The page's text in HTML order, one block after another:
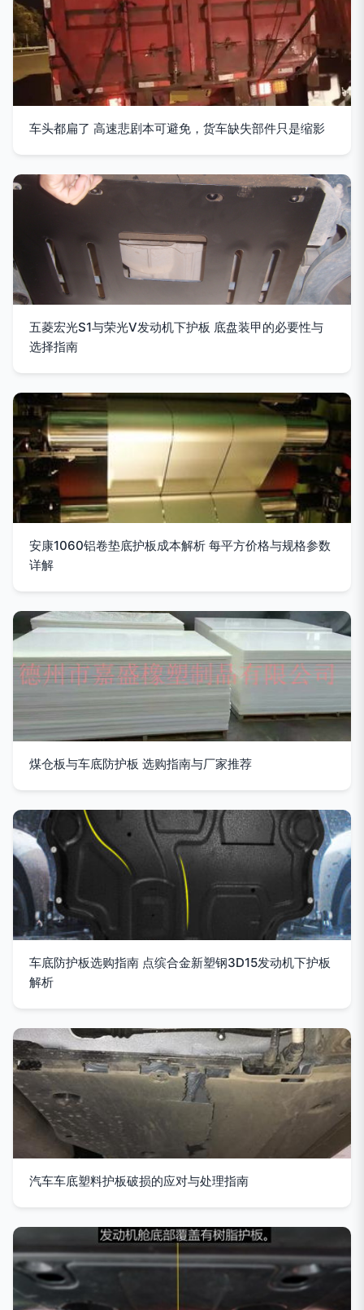
车头都扁了 高速悲剧本可避免，货车缺失部件只是缩影
五菱宏光S1与荣光V发动机下护板 底盘装甲的必要性与
选择指南
安康1060铝卷垫底护板成本解析 每平方价格与规格参数
详解
煤仓板与车底防护板 选购指南与厂家推荐
车底防护板选购指南 点缤合金新塑钢3D15发动机下护板
解析
汽车车底塑料护板破损的应对与处理指南